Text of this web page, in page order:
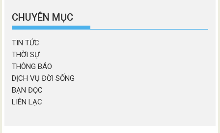
mục
CHUYÊN MỤC
TIN TỨC
THỜI SỰ
THÔNG BÁO
DỊCH VỤ ĐỜI SỐNG
BẠN ĐỌC
LIÊN LẠC